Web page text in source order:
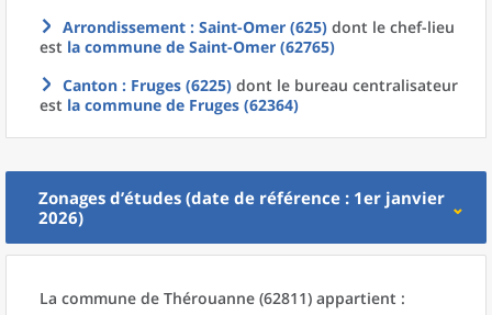
Arrondissement : Saint-Omer (625) dont le chef-lieu
est la commune de Saint-Omer (62765)
Canton : Fruges (6225) dont le bureau centralisateur
est la commune de Fruges (62364)
Zonages d’études (date de référence : 1er janvier
2026)
La commune de Thérouanne (62811) appartient :